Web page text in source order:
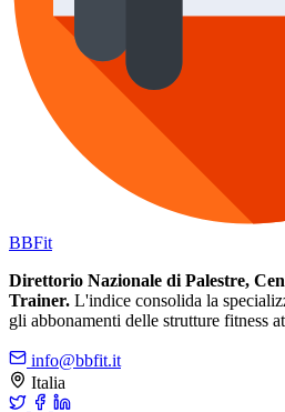
BBFit
Direttorio Nazionale di Palestre,
Trainer. L'indice consolida la
gli abbonamenti delle strutture fitness
info@bbfit.it
Italia